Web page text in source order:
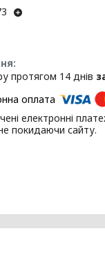
протягом 14 днів
електронні
покидаючи сайту.